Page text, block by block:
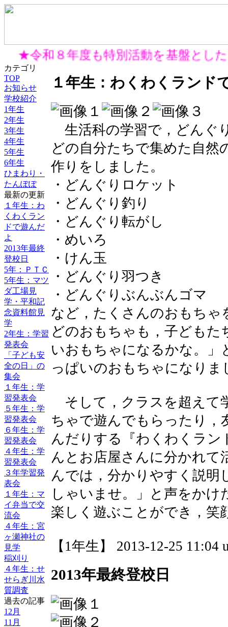
★令和８年度も特別活動を基盤とした
カテゴリ
TOP
お知らせ
学校紹介
1年生
2年生
3年生
4年生
5年生
6年生
ひまわり・
たんぽぽ
最新の更新
１年生：わ
くわくラン
ドで遊んだ
よ
2013年最終
登校日
5年：ＰＴＣ
5年生：マツ
ダ工場見
学・平和記
念資料館見
学
2年生：学習
発表会
「子ども安
全の日」の
集会
１年生：学
習発表会
５年生：学
習発表会
６年生：学
習発表会
４年生：学
習発表会
３年学習発
表会
１年生：マ
イ弁当で交
流会
４年生：宮
ヶ瀬神社の
見学
稲刈り
４年生：せ
せらぎ川水
質調査
過去の記事
12月
11月
１年生：わくわくランド
生活科の学習で，どんぐ
どの自分たちで集めた自然
作りをしました。
・どんぐりロケット
・どんぐり釣り
・どんぐり転がし
・めいろ
・けん玉
・どんぐり羽つき
・どんぐりぶんぶんゴマ
など，たくさんのおもち
どのおもちゃも，子ども
いおもちゃになるかな。」
っぱいのおもちゃになりま
そして，クラスを超えて
ちゃで遊んでもらったり，
んだりする『わくわくラン
んとお店屋さんに分かれて
んでは，分かりやすく説明
しゃいませ。」と声をか
楽しく遊ぶことができ，笑
【1年生】 2013-12-25 11:04
2013年最終登校日